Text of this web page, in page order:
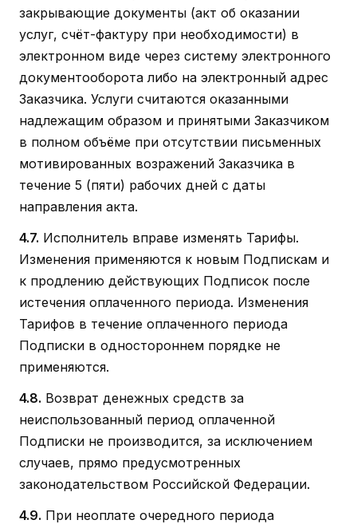
закрывающие документы (акт об оказании
услуг, счёт-фактуру при необходимости) в
электронном виде через систему электронного
документооборота либо на электронный адрес
Заказчика. Услуги считаются оказанными
надлежащим образом и принятыми Заказчиком
в полном объёме при отсутствии письменных
мотивированных возражений Заказчика в
течение 5 (пяти) рабочих дней с даты
направления акта.
4.7. Исполнитель вправе изменять Тарифы.
Изменения применяются к новым Подпискам и
к продлению действующих Подписок после
истечения оплаченного периода. Изменения
Тарифов в течение оплаченного периода
Подписки в одностороннем порядке не
применяются.
4.8. Возврат денежных средств за
неиспользованный период оплаченной
Подписки не производится, за исключением
случаев, прямо предусмотренных
законодательством Российской Федерации.
4.9. При неоплате очередного периода